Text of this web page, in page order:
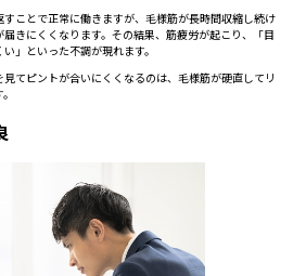
ことで正常に働きますが、毛様筋が長時間収縮し続け
きにくくなります。その結果、筋疲労が起こり、「目
」といった不調が現れます。
てピントが合いにくくなるのは、毛様筋が硬直してリ